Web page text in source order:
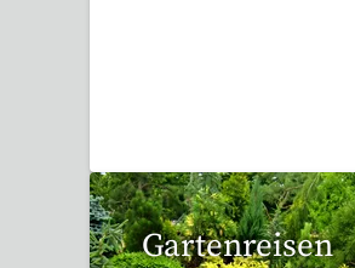
Gartenreisen